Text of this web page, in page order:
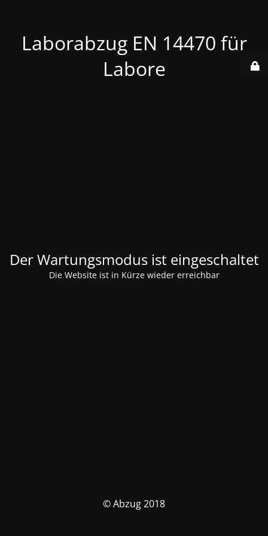
Laborabzug EN 14470 für
Labore
Der Wartungsmodus ist eingeschaltet
Die Website ist in Kürze wieder erreichbar
© Abzug 2018